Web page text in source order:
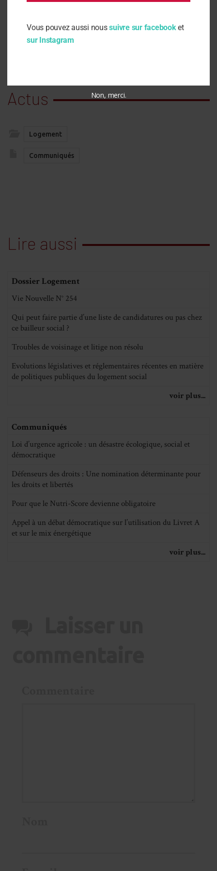
Actus
Logement
Communiqués
Lire aussi
Dossier Logement
Vie Nouvelle N° 254
Qui peut faire partie d’une liste de candidatures ou pas chez
ce bailleur social ?
Troubles de voisinage et litige non résolu
Evolutions législatives et réglementaires récentes en matière
de politiques publiques du logement social
voir plus...
Communiqués
Loi d’urgence agricole : un désastre écologique, social et
démocratique
Défenseurs des droits : Une nomination déterminante pour
les droits et libertés
Pour que le Nutri-Score devienne obligatoire
Appel à un débat démocratique sur l’utilisation du Livret A
et sur le mix énergétique
voir plus...
Vous pouvez aussi noussuivre sur facebooket
sur Instagram
Non, merci.